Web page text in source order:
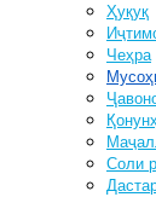
Ҳуқуқ
Чеҳра
Соли